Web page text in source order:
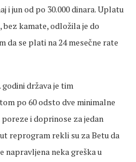
i jun od po 30.000 dinara. Uplatu
kamate, odložila je do
da se plati na 24 mesečne rate
država je tim
po 60 odsto dve minimalne
i doprinose za jedan
reprogram rekli su za Betu da
napravljena neka greška u